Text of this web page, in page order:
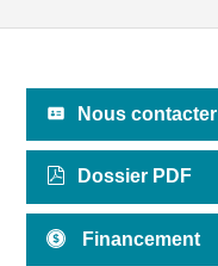
Nous contacter
Dossier PDF
Financement